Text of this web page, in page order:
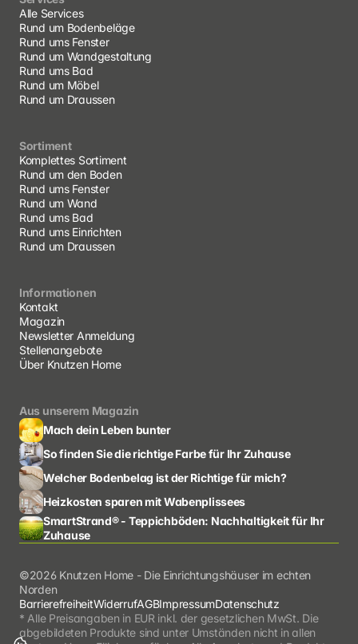
Alle Services
Rund um Bodenbeläge
Rund ums Fenster
Rund um Wandgestaltung
Rund ums Bad
Rund um Möbel
Rund um Draussen
Sortiment
Komplettes Sortiment
Rund um den Boden
Rund ums Fenster
Rund um Wand
Rund ums Bad
Rund ums Einrichten
Rund um Draussen
Informationen
Kontakt
Magazin
Newsletter Anmeldung
Stellenangebote
Über Knutzen Home
Aus unserem Magazin
Mach dein Leben bunter
So finden Sie die richtige Farbe für Ihr Zuhause
Welcher Bodenbelag ist der Richtige für mich?
Heizkosten sparen mit Wabenplissees
SmartStrand® - Teppichböden: Nachhaltigkeit für Ihr
Zuhause
©2026 Knutzen Home - Die Einrichtungshäuser im echten
Norden
BarrierefreiheitWiderrufAGBImpressumDatenschutz
* Alle Preisangaben in EUR inkl. der gesetzlichen MwSt. Die
abgebildeten Produkte sind unter Umständen nicht in allen